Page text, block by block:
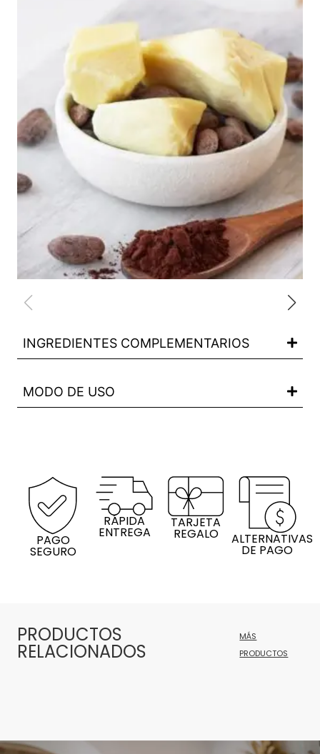
INGREDIENTES COMPLEMENTARIOS
MODO DE USO
PAGO
SEGURO
RÁPIDA
ENTREGA
TARJETA
REGALO ALTERNATIVAS
DE PAGO
PRODUCTOS
RELACIONADOS
MÁS
PRODUCTOS